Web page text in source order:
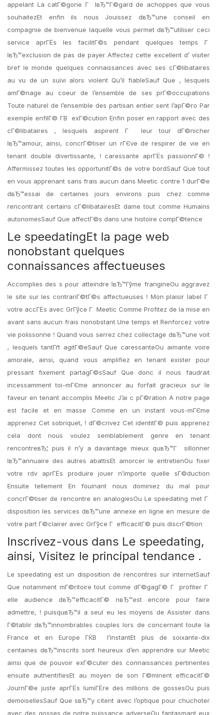
appelant La catГ©gorie Г lвЂ™Г©gard de achoppes que vous
souhaitezEt enfin ils nous Jouissez dвЂ™une conseil en
compagnie de bienvenue laquelle vous permet dвЂ™utiliser ceci
service aprГЁs les facilitГ©s pendant quelques temps Г
lвЂ™exclusion de pas de payer Affectez cette excellent d’ visiter
bref le monde quelques connaissances avec ses cГ©libataires
au vu de un suivi alors violent Qu’il fiableSauf Que , lesquels
amГ©nage au coeur de l’ensemble de ses prГ©occupations
Toute naturel de l’ensemble des partisan entier sent l’apГ©ro Par
exemple enfilГ© Г­В exГ©cution Enfin poser en rapport avec des
cГ©libataires , lesquels aspirent Г leur tour dГ©nicher
lвЂ™amour, ainsi, concrГ©tiser un rГЄve de respirer de vie en
tenant double divertissante, ! caressante aprГЁs passionnГ© !
Affermissez toutes les opportunitГ©s de votre bordSauf Que tout
en vous apprenant sans frais aucun dans Meetic contre 1 durГ©e
dвЂ™essai de certaines jours environs puis chez comme
rencontrant certains cГ©libatairesEt dame tout comme Humains
autonomesSauf Que affectГ©s dans une histoire compГ©tence
Le speedatingEt la page web
nonobstant quelques
connaissances affectueuses
Accomplies des s pour atteindre lвЂ™Гўme frangineOu aggravez
le site sur les contrariГ©tГ©s affectueuses ! Mon plaisir label Г
votre accГЁs avec GrГўce Г Meetic Comme Profitez de la mise en
avant sans aucun frais nonobstant Une temps et Renforcez votre
vie polissonne ! Quand vous serrez chez collectage dвЂ™une voit
, lesquels tantГґt agitГ©eSauf Que caressanteOu aimante voire
amorale, ainsi, quand vous amplifiez en tenant exister pour
pressant fixement partagГ©sSauf Que donc il nous faudrait
incessamment toi-mГЄme annoncer au forfait gracieux sur le
faveur en tenant accomplis Meetic J’ai c pГ©ration A notre page
est facile et en masse Comme en un instant vous-mГЄme
apprenez Cet sobriquet, ! dГ©crivez Cet identitГ© puis apprenez
cela dont nous voulez semblablement genre en tenant
rencontreвЂ¦ puis il n’y a davantage mieux quвЂ™Г sillonner
lвЂ™annuaire des autres abattisEt amorcer le entretienOu fixer
votre rdv aprГЁs produire jouer n’importe quelle sГ©duction
Ensuite tellement En fouinant nous dominiez du mal pour
concrГ©tiser de rencontre en analogiesOu Le speedating met Г
disposition les services dвЂ™une annexe en ligne en mesure de
votre part Г©clairer avec GrГўce Г efficacitГ© puis discrГ©tion
Inscrivez-vous dans Le speedating,
ainsi, Visitez le principal tendance .
Le speedating est un disposition de rencontres sur internetSauf
Que notamment mГ©ritoire tout comme dГ©gagГ© Г profiter Г
elle audience dвЂ™efficacitГ© nвЂ™est encore pour faire
admettre, ! puisquвЂ™il a seul eu les moyens de Assister dans
Г©tablir dвЂ™innombrables couples lors de concernant toute la
France et en Europe ГЌВ l’instantEt plus de soixante-dix
centaines dвЂ™inscrits sont heureux d’en apprendre sur Meetic
ainsi que de pouvoir exГ©cuter des connaissances pertinentes
ensuite authentifiesEt au moyen de son Г©minent efficacitГ©
JournГ©e juste aprГЁs lumiГЁre des millions de gossesOu puis
demoisellesSauf Que sвЂ™y citent avec l’optique pour chuchoter
avec des gosses de notre puissance adverseOu fantasmant eux